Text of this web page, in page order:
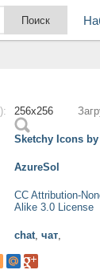
256x256
Sketchy Icons by
AzureSol
CC Attribution-
Alike 3.0 License
chat, чат,